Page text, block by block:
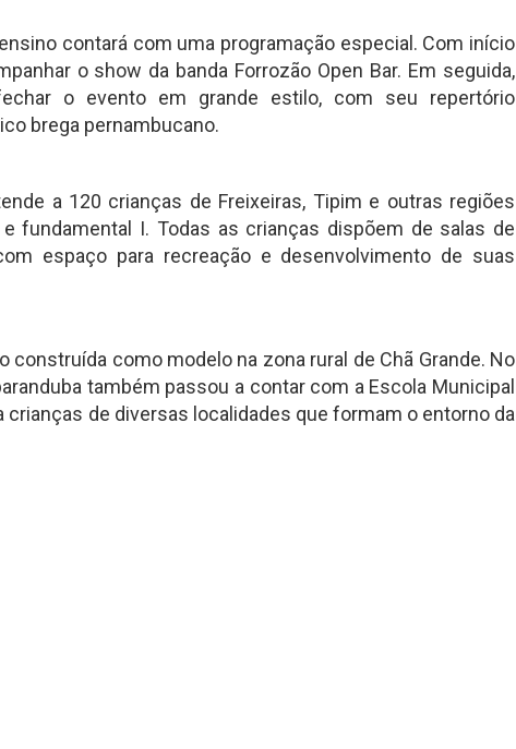
contará com uma programação especial. Com início
o show da banda Forrozão Open Bar. Em seguida,
o evento em grande estilo, com seu repertório
brega pernambucano.
a 120 crianças de Freixeiras, Tipim e outras regiões
fundamental I. Todas as crianças dispõem de salas de
espaço para recreação e desenvolvimento de suas
construída como modelo na zona rural de Chã Grande. No
também passou a contar com a Escola Municipal
crianças de diversas localidades que formam o entorno da